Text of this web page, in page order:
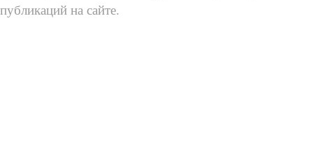
публикаций на сайте.